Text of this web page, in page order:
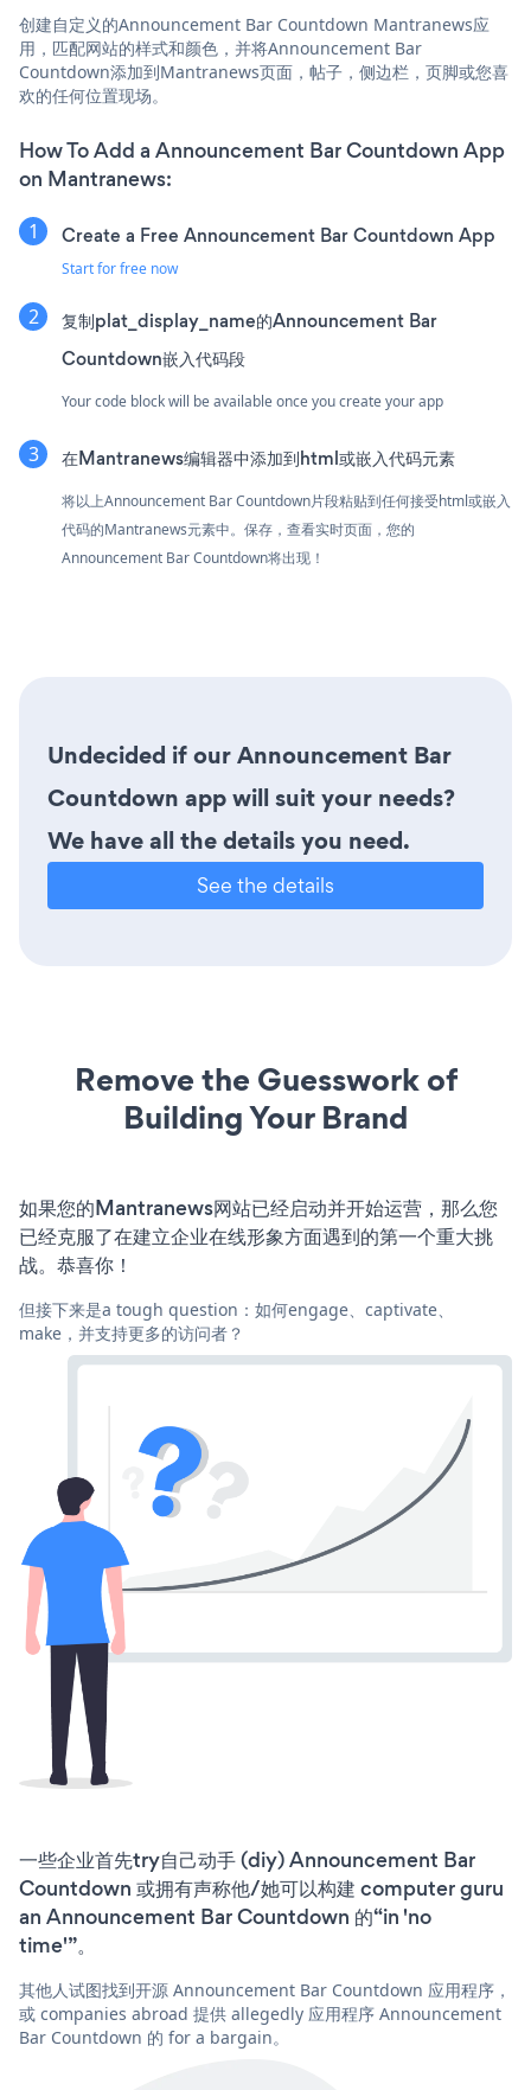
创建自定义的Announcement Bar Countdown Mantranews应
用，匹配网站的样式和颜色，并将Announcement Bar
Countdown添加到Mantranews页面，帖子，侧边栏，页脚或您喜
欢的任何位置现场。
How To Add a Announcement Bar Countdown App
on Mantranews:
Create a Free Announcement Bar Countdown App
Start for free now
复制plat_display_name的Announcement Bar
Countdown嵌入代码段
Your code block will be available once you create your app
在Mantranews编辑器中添加到html或嵌入代码元素
将以上Announcement Bar Countdown片段粘贴到任何接受html或嵌入
代码的Mantranews元素中。保存，查看实时页面，您的
Announcement Bar Countdown将出现！
Undecided if our Announcement Bar
Countdown app will suit your needs?
We have all the details you need.
See the details
Remove the Guesswork of
Building Your Brand
如果您的Mantranews网站已经启动并开始运营，那么您
已经克服了在建立企业在线形象方面遇到的第一个重大挑
战。恭喜你！
但接下来是a tough question：如何engage、captivate、
make，并支持更多的访问者？
一些企业首先try自己动手 (diy) Announcement Bar
Countdown 或拥有声称他/她可以构建 computer guru
an Announcement Bar Countdown 的“in 'no
time'”。
其他人试图找到开源 Announcement Bar Countdown 应用程序，
或 companies abroad 提供 allegedly 应用程序 Announcement
Bar Countdown 的 for a bargain。